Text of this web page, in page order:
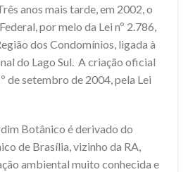
anos mais tarde, em 2002, o
por meio da Lei nº 2.786,
dos Condomínios, ligada à
do Lago Sul. A criação oficial
de setembro de 2004, pela Lei
Botânico é derivado do
de Brasília, vizinho da RA,
ambiental muito conhecida e